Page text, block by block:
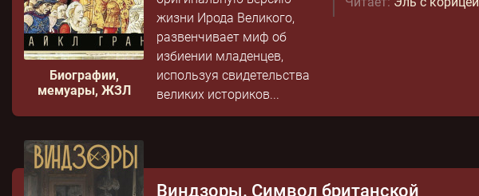
Биографии,
мемуары, ЖЗЛ
жизни Ирода Великого,
развенчивает миф об
избиении младенцев,
используя свидетельства
великих историков...
Виндзоры. Символ британской